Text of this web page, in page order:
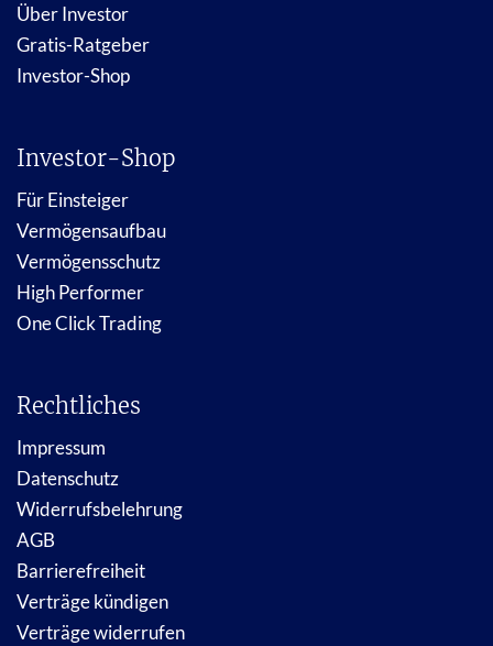
Über Investor
Gratis-Ratgeber
Investor-Shop
Investor-Shop
Für Einsteiger
Vermögensaufbau
Vermögensschutz
High Performer
One Click Trading
Rechtliches
Impressum
Datenschutz
Widerrufsbelehrung
AGB
Barrierefreiheit
Verträge kündigen
Verträge widerrufen